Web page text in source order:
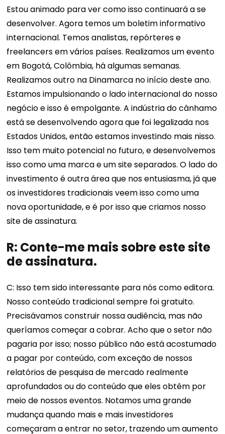
Estou animado para ver como isso continuará a se
desenvolver. Agora temos um boletim informativo
internacional. Temos analistas, repórteres e
freelancers em vários países. Realizamos um evento
em Bogotá, Colômbia, há algumas semanas.
Realizamos outro na Dinamarca no início deste ano.
Estamos impulsionando o lado internacional do nosso
negócio e isso é empolgante. A indústria do cânhamo
está se desenvolvendo agora que foi legalizada nos
Estados Unidos, então estamos investindo mais nisso.
Isso tem muito potencial no futuro, e desenvolvemos
isso como uma marca e um site separados. O lado do
investimento é outra área que nos entusiasma, já que
os investidores tradicionais veem isso como uma
nova oportunidade, e é por isso que criamos nosso
site de assinatura.
R: Conte-me mais sobre este site
de assinatura.
C: Isso tem sido interessante para nós como editora.
Nosso conteúdo tradicional sempre foi gratuito.
Precisávamos construir nossa audiência, mas não
queríamos começar a cobrar. Acho que o setor não
pagaria por isso; nosso público não está acostumado
a pagar por conteúdo, com exceção de nossos
relatórios de pesquisa de mercado realmente
aprofundados ou do conteúdo que eles obtêm por
meio de nossos eventos. Notamos uma grande
mudança quando mais e mais investidores
começaram a entrar no setor, trazendo um aumento